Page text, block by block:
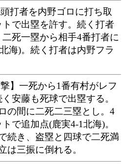
打者を内野ゴロに打ち取
で出塁を許す。続く打者
死一塁から相手4番打者に
海)。続く打者は内野フラ
】一死から1番有村がレフ
安藤も死球で出塁する。
の間に二死二三塁とし。4
で追加点(鹿実4-1北海)。
続き、盗塁と四球で二死満
は三振に倒れる。